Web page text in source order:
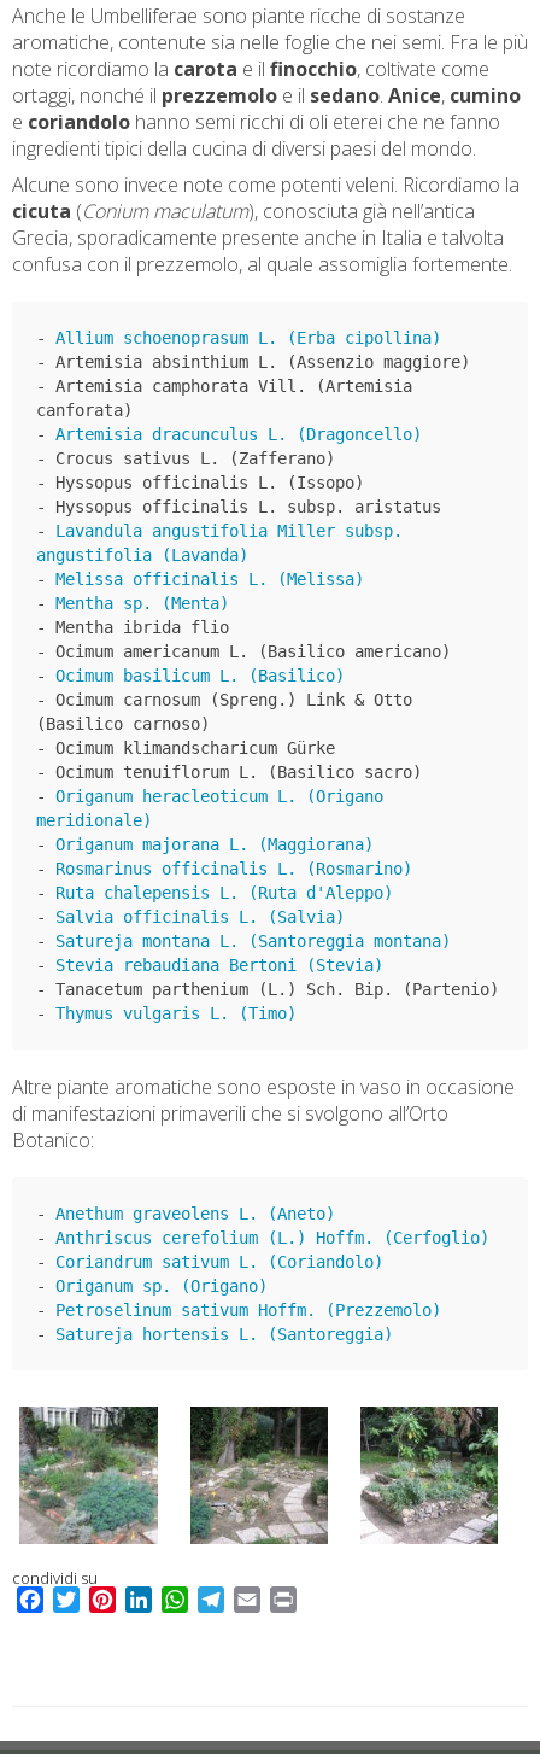
Anche le Umbelliferae sono piante ricche di sostanze
aromatiche, contenute sia nelle foglie che nei semi. Fra le più
note ricordiamo la carota e il finocchio, coltivate come
ortaggi, nonché il prezzemolo e il sedano. Anice, cumino
e coriandolo hanno semi ricchi di oli eterei che ne fanno
ingredienti tipici della cucina di diversi paesi del mondo.
Alcune sono invece note come potenti veleni. Ricordiamo la
cicuta (Conium maculatum), conosciuta già nell’antica
Grecia, sporadicamente presente anche in Italia e talvolta
confusa con il prezzemolo, al quale assomiglia fortemente.
- Allium schoenoprasum L. (Erba cipollina)
- Artemisia absinthium L. (Assenzio maggiore)
- Artemisia camphorata Vill. (Artemisia
canforata)
- Artemisia dracunculus L. (Dragoncello)
- Crocus sativus L. (Zafferano)
- Hyssopus officinalis L. (Issopo)
- Hyssopus officinalis L. subsp. aristatus
- Lavandula angustifolia Miller subsp.
angustifolia (Lavanda)
- Melissa officinalis L. (Melissa)
- Mentha sp. (Menta)
- Mentha ibrida flio
- Ocimum americanum L. (Basilico americano)
- Ocimum basilicum L. (Basilico)
- Ocimum carnosum (Spreng.) Link & Otto
(Basilico carnoso)
- Ocimum klimandscharicum Gürke
- Ocimum tenuiflorum L. (Basilico sacro)
- Origanum heracleoticum L. (Origano
meridionale)
- Origanum majorana L. (Maggiorana)
- Rosmarinus officinalis L. (Rosmarino)
- Ruta chalepensis L. (Ruta d'Aleppo)
- Salvia officinalis L. (Salvia)
- Satureja montana L. (Santoreggia montana)
- Stevia rebaudiana Bertoni (Stevia)
- Tanacetum parthenium (L.) Sch. Bip. (Partenio)
- Thymus vulgaris L. (Timo)
Altre piante aromatiche sono esposte in vaso in occasione
di manifestazioni primaverili che si svolgono all’Orto
Botanico:
- Anethum graveolens L. (Aneto)
- Anthriscus cerefolium (L.) Hoffm. (Cerfoglio)
- Coriandrum sativum L. (Coriandolo)
- Origanum sp. (Origano)
- Petroselinum sativum Hoffm. (Prezzemolo)
- Satureja hortensis L. (Santoreggia)
condividi su
W